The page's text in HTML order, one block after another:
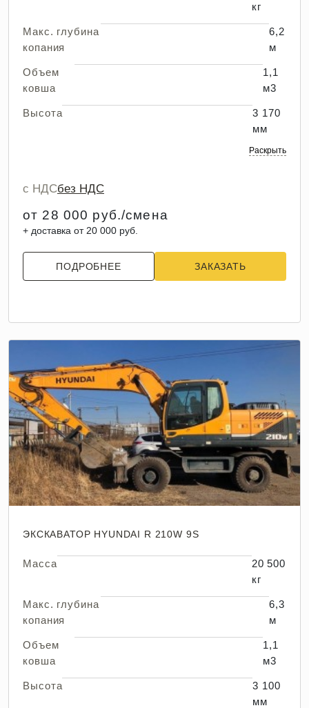
кг
Макс. глубина
копания
6,2
м
Объем
ковша
1,1
м3
Высота
3 170
мм
Раскрыть
с НДСбез НДС
от 28 000 руб./смена
+ доставка от 20 000 руб.
ПОДРОБНЕЕ ЗАКАЗАТЬ
ЭКСКАВАТОР HYUNDAI R 210W 9S
Масса
20 500
кг
Макс. глубина
копания
6,3
м
Объем
ковша
1,1
м3
Высота
3 100
мм